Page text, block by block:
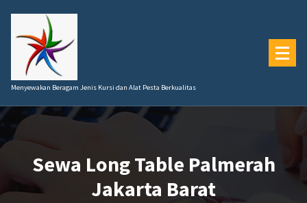
konten
Menyewakan Beragam Jenis Kursi dan Alat Pesta Berkualitas
Sewa Long Table Palmerah
Jakarta Barat